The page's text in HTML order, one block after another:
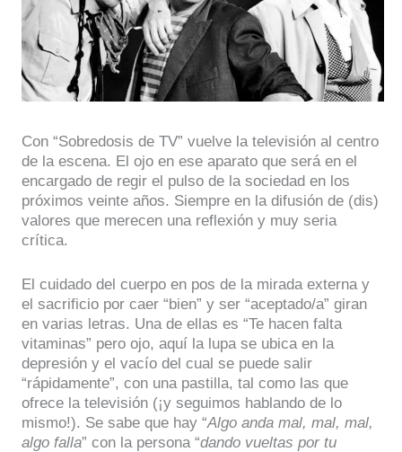
Con “Sobredosis de TV” vuelve la televisión al centro
de la escena. El ojo en ese aparato que será en el
encargado de regir el pulso de la sociedad en los
próximos veinte años. Siempre en la difusión de (dis)
valores que merecen una reflexión y muy seria
crítica.
El cuidado del cuerpo en pos de la mirada externa y
el sacrificio por caer “bien” y ser “aceptado/a” giran
en varias letras. Una de ellas es “Te hacen falta
vitaminas” pero ojo, aquí la lupa se ubica en la
depresión y el vacío del cual se puede salir
“rápidamente”, con una pastilla, tal como las que
ofrece la televisión (¡y seguimos hablando de lo
mismo!). Se sabe que hay “Algo anda mal, mal, mal,
algo falla” con la persona “dando vueltas por tu